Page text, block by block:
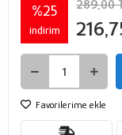
%25
indirim
289,00
Favorilerime ekle